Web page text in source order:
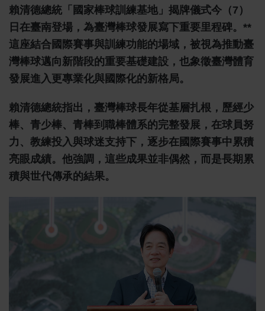
賴清德總統「國家棒球訓練基地」揭牌儀式今（7）
日在臺南登場，為臺灣棒球發展寫下重要里程碑。**
這座結合國際賽事與訓練功能的場域，被視為推動臺
灣棒球邁向新階段的重要基礎建設，也象徵臺灣體育
發展進入更專業化與國際化的新格局。
賴清德總統指出，臺灣棒球長年從基層扎根，歷經少
棒、青少棒、青棒到職棒體系的完整發展，在球員努
力、教練投入與球迷支持下，逐步在國際賽事中累積
亮眼成績。他強調，這些成果並非偶然，而是長期累
積與世代傳承的結果。